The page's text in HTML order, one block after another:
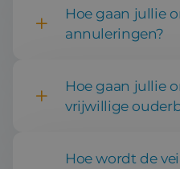
vervoer en
Hoe gaan jullie
annuleringen?
Hoe gaan jullie
vrijwillige
Hoe wordt de